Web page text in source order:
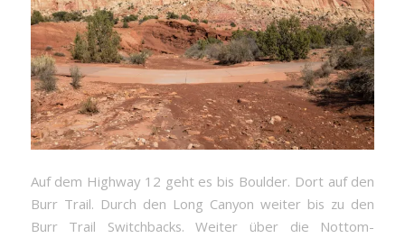
Auf dem Highway 12 geht es bis Boulder. Dort auf den
Burr Trail. Durch den Long Canyon weiter bis zu den
Burr Trail Switchbacks. Weiter über die Nottom-